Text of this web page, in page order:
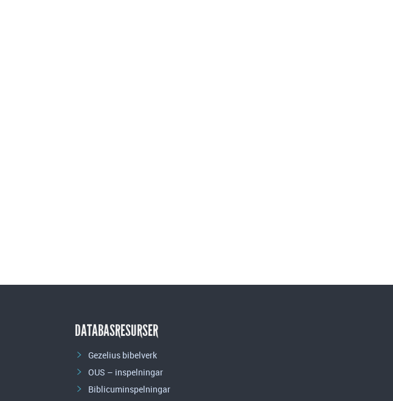
DATABASRESURSER
Gezelius bibelverk
OUS – inspelningar
Biblicuminspelningar